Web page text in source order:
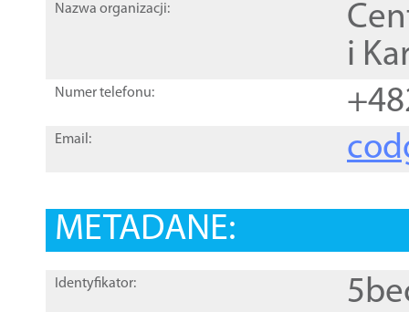
Nazwa organizacji:
i
Numer telefonu:
Email:
METADANE:
Identyfikator: